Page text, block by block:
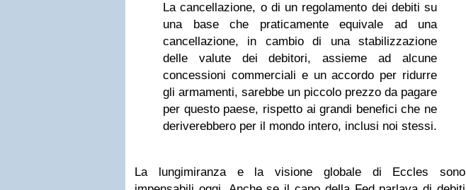
La cancellazione, o di un regolamento dei debiti su
una base che praticamente equivale ad una
cancellazione, in cambio di una stabilizzazione
delle valute dei debitori, assieme ad alcune
concessioni commerciali e un accordo per ridurre
gli armamenti, sarebbe un piccolo prezzo da pagare
per questo paese, rispetto ai grandi benefici che ne
deriverebbero per il mondo intero, inclusi noi stessi.
La lungimiranza e la visione globale di Eccles sono